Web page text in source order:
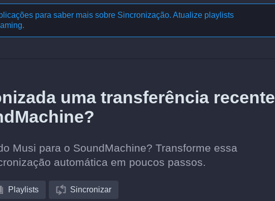
para saber mais sobre Sincronização. Atualize playlists
.
uma transferência recente
Musi para o SoundMachine? Transforme essa
automática em poucos passos.
Playlists Sincronizar